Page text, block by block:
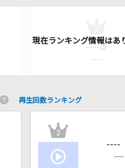
---- 点
----
再生回数ランキング
2
----
----